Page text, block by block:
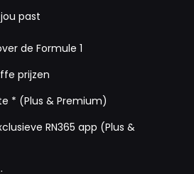
zijn 😅
op: 9-06
Den Elshout
hij heeft wel de druk van 2 x een
met Lewis in z'n nek, én niet te
staande start. Qua druk kan hij op
past
de Formule 1
prijzen
* (Plus & Premium)
RN365 app (Plus &